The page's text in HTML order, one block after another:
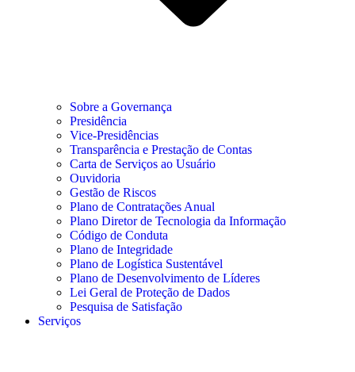
Sobre a Governança
Presidência
Vice-Presidências
Transparência e Prestação de Contas
Carta de Serviços ao Usuário
Ouvidoria
Gestão de Riscos
Plano de Contratações Anual
Plano Diretor de Tecnologia da Informação
Código de Conduta
Plano de Integridade
Plano de Logística Sustentável
Plano de Desenvolvimento de Líderes
Lei Geral de Proteção de Dados
Pesquisa de Satisfação
Serviços